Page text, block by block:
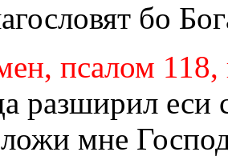
бо
псалом 118,
разширил
мне